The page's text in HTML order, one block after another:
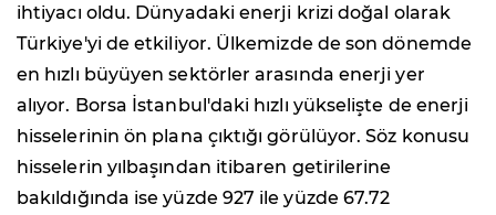
ihtiyacı oldu. Dünyadaki enerji krizi doğal olarak
Türkiye'yi de etkiliyor. Ülkemizde de son dönemde
en hızlı büyüyen sektörler arasında enerji yer
alıyor. Borsa İstanbul'daki hızlı yükselişte de enerji
hisselerinin ön plana çıktığı görülüyor. Söz konusu
hisselerin yılbaşından itibaren getirilerine
bakıldığında ise yüzde 927 ile yüzde 67.72